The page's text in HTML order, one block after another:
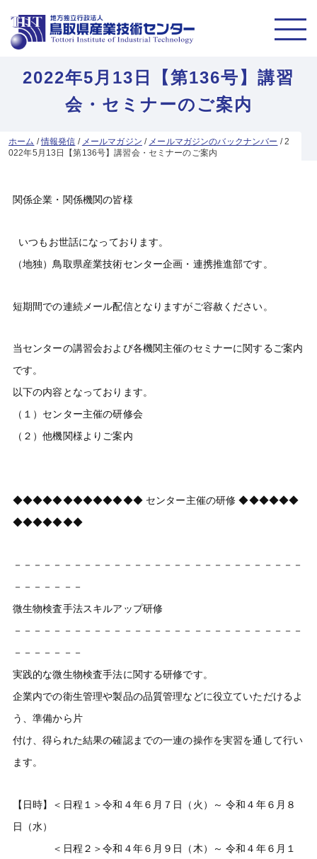
2022年5月13日【第136号】講習
会・セミナーのご案内
ホーム /情報発信 / メールマガジン / メールマガジンのバックナンバー /2
022年5月13日【第136号】講習会・セミナーのご案内
関係企業・関係機関の皆様
いつもお世話になっております。
（地独）鳥取県産業技術センター企画・連携推進部です。
短期間での連続メール配信となりますがご容赦ください。
当センターの講習会および各機関主催のセミナーに関するご案内
です。
以下の内容となっております。
（１）センター主催の研修会
（２）他機関様よりご案内
◆◆◆◆◆◆◆◆◆◆◆◆◆ センター主催の研修 ◆◆◆◆◆◆
◆◆◆◆◆◆◆
－－－－－－－－－－－－－－－－－－－－－－－－－－－－－
－－－－－－－
微生物検査手法スキルアップ研修
－－－－－－－－－－－－－－－－－－－－－－－－－－－－－
－－－－－－－
実践的な微生物検査手法に関する研修です。
企業内での衛生管理や製品の品質管理などに役立ていただけるよ
う、準備から片
付け、得られた結果の確認までの一連の操作を実習を通して行い
ます。
【日時】＜日程１＞令和４年６月７日（火）～ 令和４年６月８
日（水）
＜日程２＞令和４年６月９日（木）～ 令和４年６月１